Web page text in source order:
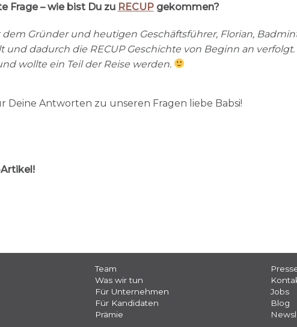
Frage – wie bist Du zu RECUPgekommen?
Gründer und heutigen Geschäftsführer, Florian,
und dadurch die RECUP Geschichte von Beginn an verfolgt.
wollte ein Teil der Reise werden.
Deine Antworten zu unseren Fragen liebe Babsi!
Team
Was wir tun
Für Unternehmen
Für Kandidaten
Prämie
Jobs
Blog